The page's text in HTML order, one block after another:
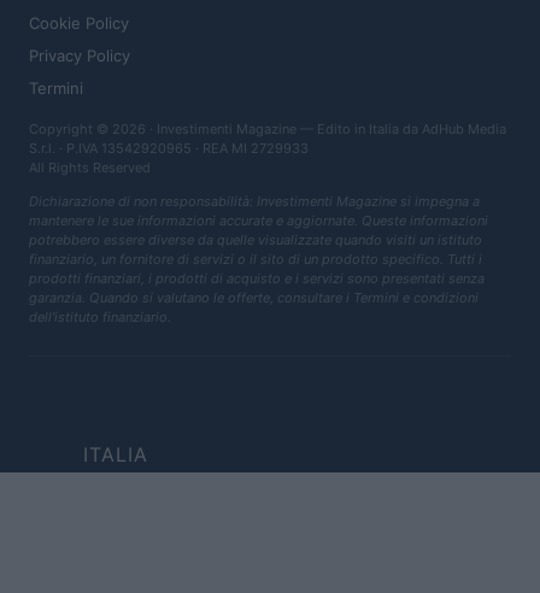
Cookie Policy
Privacy Policy
Termini
Copyright © 2026 · Investimenti Magazine — Edito in Italia da AdHub Media
S.r.l. · P.IVA 13542920965 · REA MI 2729933
All Rights Reserved
Dichiarazione di non responsabilità: Investimenti Magazine si impegna a
mantenere le sue informazioni accurate e aggiornate. Queste informazioni
potrebbero essere diverse da quelle visualizzate quando visiti un istituto
finanziario, un fornitore di servizi o il sito di un prodotto specifico. Tutti i
prodotti finanziari, i prodotti di acquisto e i servizi sono presentati senza
garanzia. Quando si valutano le offerte, consultare i Termini e condizioni
dell'istituto finanziario.
ITALIA